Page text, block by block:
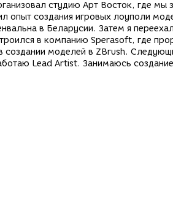
студию Арт Восток, где мы
опыт создания игровых лоуполи
в Беларусии. Затем я
в компанию Sperasoft, где
моделей в ZBrush.
Lead Artist. Занимаюсь